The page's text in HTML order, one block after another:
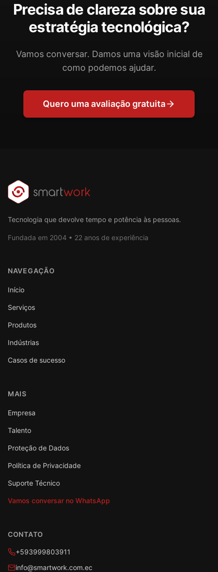
Precisa de clareza sobre sua
estratégia tecnológica?
Vamos conversar. Damos uma visão inicial de
como podemos ajudar.
Quero uma avaliação gratuita
Tecnologia que devolve tempo e potência às pessoas.
Fundada em 2004 • 22 anos de experiência
NAVEGAÇÃO
Início
Serviços
Produtos
Indústrias
Casos de sucesso
MAIS
Empresa
Talento
Proteção de Dados
Política de Privacidade
Suporte Técnico
Vamos conversar no WhatsApp
CONTATO
+593999803911
info@smartwork.com.ec